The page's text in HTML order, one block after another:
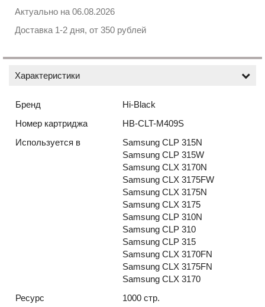
Актуально на 06.08.2026
Доставка 1-2 дня, от 350 рублей
Характеристики
Бренд
Hi-Black
Номер картриджа
HB-CLT-M409S
Используется в
Samsung CLP 315N
Samsung CLP 315W
Samsung CLX 3170N
Samsung CLX 3175FW
Samsung CLX 3175N
Samsung CLX 3175
Samsung CLP 310N
Samsung CLP 310
Samsung CLP 315
Samsung CLX 3170FN
Samsung CLX 3175FN
Samsung CLX 3170
Ресурс
1000 стр.